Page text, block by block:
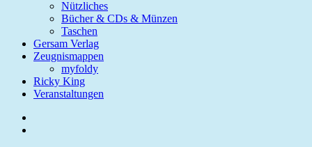
Nützliches
Bücher & CDs & Münzen
Taschen
Gersam Verlag
Zeugnismappen
myfoldy
Ricky King
Veranstaltungen